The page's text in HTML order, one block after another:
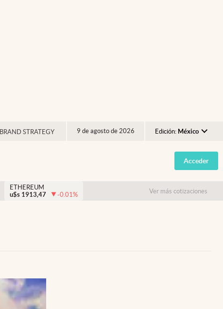
BRAND STRATEGY 9 de agosto de 2026 Edición: México
Argentina
España
USA
Acceder
ETHEREUM
u$s 1913,47 -0.01% Ver más cotizaciones